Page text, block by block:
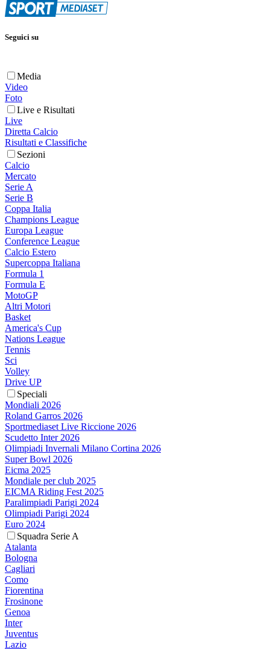
Seguici su
Media
Video
Foto
Live e Risultati
Live
Diretta Calcio
Risultati e Classifiche
Sezioni
Calcio
Mercato
Serie A
Serie B
Coppa Italia
Champions League
Europa League
Conference League
Calcio Estero
Supercoppa Italiana
Formula 1
Formula E
MotoGP
Altri Motori
Basket
America's Cup
Nations League
Tennis
Sci
Volley
Drive UP
Speciali
Mondiali 2026
Roland Garros 2026
Sportmediaset Live Riccione 2026
Scudetto Inter 2026
Olimpiadi Invernali Milano Cortina 2026
Super Bowl 2026
Eicma 2025
Mondiale per club 2025
EICMA Riding Fest 2025
Paralimpiadi Parigi 2024
Olimpiadi Parigi 2024
Euro 2024
Squadra Serie A
Atalanta
Bologna
Cagliari
Como
Fiorentina
Frosinone
Genoa
Inter
Juventus
Lazio